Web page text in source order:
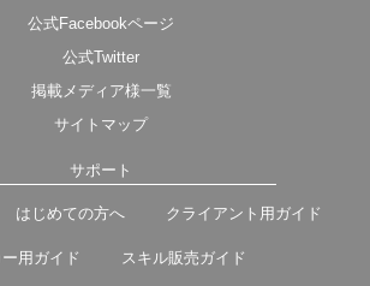
公式Facebookページ
公式Twitter
掲載メディア様一覧
サイトマップ
サポート
はじめての方へ クライアント用ガイド
用ガイド スキル販売ガイド